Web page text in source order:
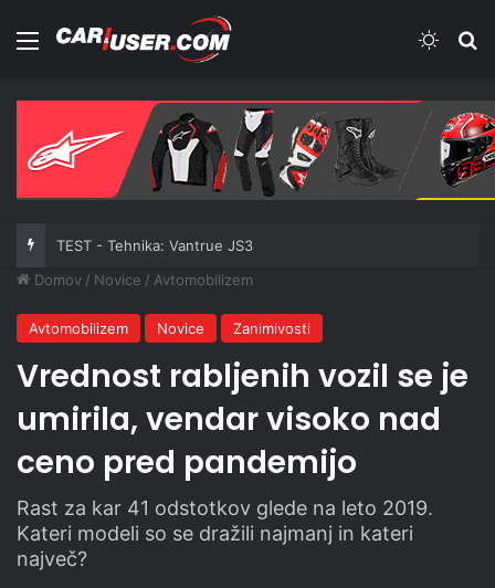
Meni
TEST - Tehnika: Vantrue JS3
Domov / Novice / Avtomobilizem
Avtomobilizem Novice Zanimivosti
Vrednost rabljenih vozil se je
umirila, vendar visoko nad
ceno pred pandemijo
Rast za kar 41 odstotkov glede na leto 2019.
Kateri modeli so se dražili najmanj in kateri
največ?